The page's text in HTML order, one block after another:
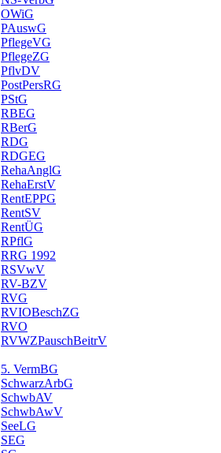
OWiG
PAuswG
PflegeVG
PflegeZG
PflvDV
PostPersRG
PStG
RBEG
RBerG
RDG
RDGEG
RehaAnglG
RehaErstV
RentEPPG
RentSV
RentÜG
RPflG
RRG 1992
RSVwV
RV-BZV
RVG
RVIOBeschZG
RVO
RVWZPauschBeitrV
5. VermBG
SchwarzArbG
SchwbAV
SchwbAwV
SeeLG
SEG